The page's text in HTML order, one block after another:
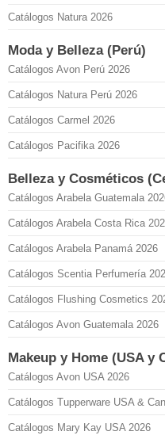
Catálogos Natura 2026
Moda y Belleza (Perú)
Catálogos Avon Perú 2026
Catálogos Natura Perú 2026
Catálogos Carmel 2026
Catálogos Pacifika 2026
Belleza y Cosméticos
Catálogos Arabela Guatemala
Catálogos Arabela Costa Rica
Catálogos Arabela Panamá 2026
Catálogos Scentia Perfumería
Catálogos Flushing Cosmetics
Catálogos Avon Guatemala 2026
Makeup y Home (USA y
Catálogos Avon USA 2026
Catálogos Tupperware USA &
Catálogos Mary Kay USA 2026